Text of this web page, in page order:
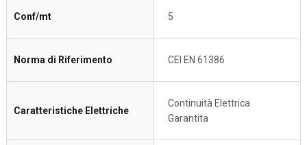
Conf/mt 5
Norma di Riferimento CEI EN 61386
Caratteristiche Elettriche
Continuità Elettrica
Garantita